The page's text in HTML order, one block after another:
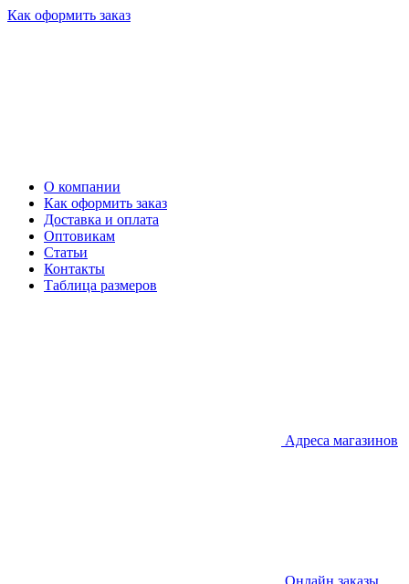
Как оформить заказ
О компании
Как оформить заказ
Доставка и оплата
Оптовикам
Статьи
Контакты
Таблица размеров
Адреса магазинов
Онлайн заказы